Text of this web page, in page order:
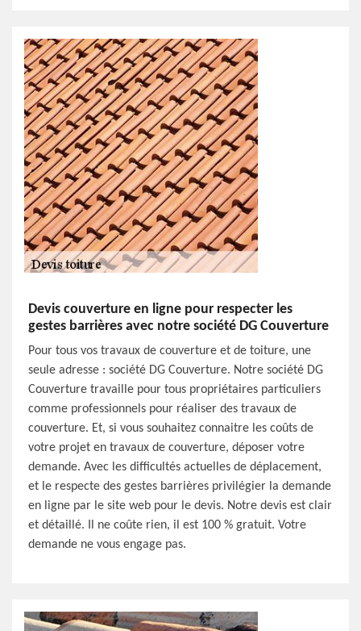
Devis couverture en ligne pour respecter les
gestes barrières avec notre société DG Couverture
Pour tous vos travaux de couverture et de toiture, une
seule adresse : société DG Couverture. Notre société DG
Couverture travaille pour tous propriétaires particuliers
comme professionnels pour réaliser des travaux de
couverture. Et, si vous souhaitez connaitre les coûts de
votre projet en travaux de couverture, déposer votre
demande. Avec les difficultés actuelles de déplacement,
et le respecte des gestes barrières privilégier la demande
en ligne par le site web pour le devis. Notre devis est clair
et détaillé. Il ne coûte rien, il est 100 % gratuit. Votre
demande ne vous engage pas.